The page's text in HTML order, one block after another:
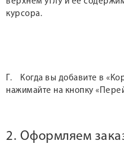
курсора.
Г. Когда вы добавите в
нажимайте на кнопку
2. Оформляем